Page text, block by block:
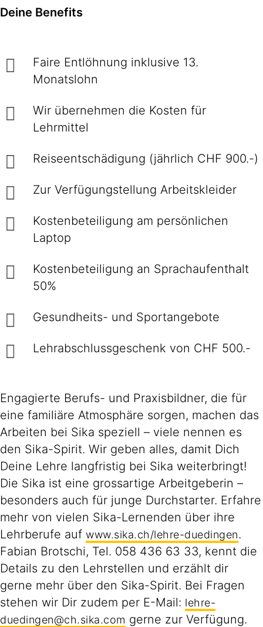
Deine Benefits
Faire Entlöhnung inklusive 13.
Monatslohn
Wir übernehmen die Kosten für
Lehrmittel
Reiseentschädigung (jährlich CHF 900.-)
Zur Verfügungstellung Arbeitskleider
Kostenbeteiligung am persönlichen
Laptop
Kostenbeteiligung an Sprachaufenthalt
50%
Gesundheits- und Sportangebote
Lehrabschlussgeschenk von CHF 500.-
Engagierte Berufs- und Praxisbildner, die für
eine familiäre Atmosphäre sorgen, machen das
Arbeiten bei Sika speziell – viele nennen es
den Sika-Spirit. Wir geben alles, damit Dich
Deine Lehre langfristig bei Sika weiterbringt!
Die Sika ist eine grossartige Arbeitgeberin –
besonders auch für junge Durchstarter. Erfahre
mehr von vielen Sika-Lernenden über ihre
Lehrberufe auf www.sika.ch/lehre-duedingen.
Fabian Brotschi, Tel. 058 436 63 33, kennt die
Details zu den Lehrstellen und erzählt dir
gerne mehr über den Sika-Spirit. Bei Fragen
stehen wir Dir zudem per E-Mail: lehre-
duedingen@ch.sika.com gerne zur Verfügung.